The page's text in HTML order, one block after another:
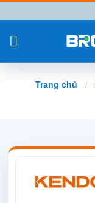
đến
nội
Trang chủ /